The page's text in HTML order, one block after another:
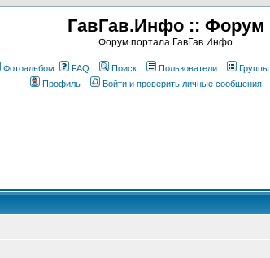
ГавГав.Инфо :: Форум
Форум портала ГавГав.Инфо
Фотоальбом FAQ Поиск Пользователи Группы
Профиль
Войти и проверить личные сообщения